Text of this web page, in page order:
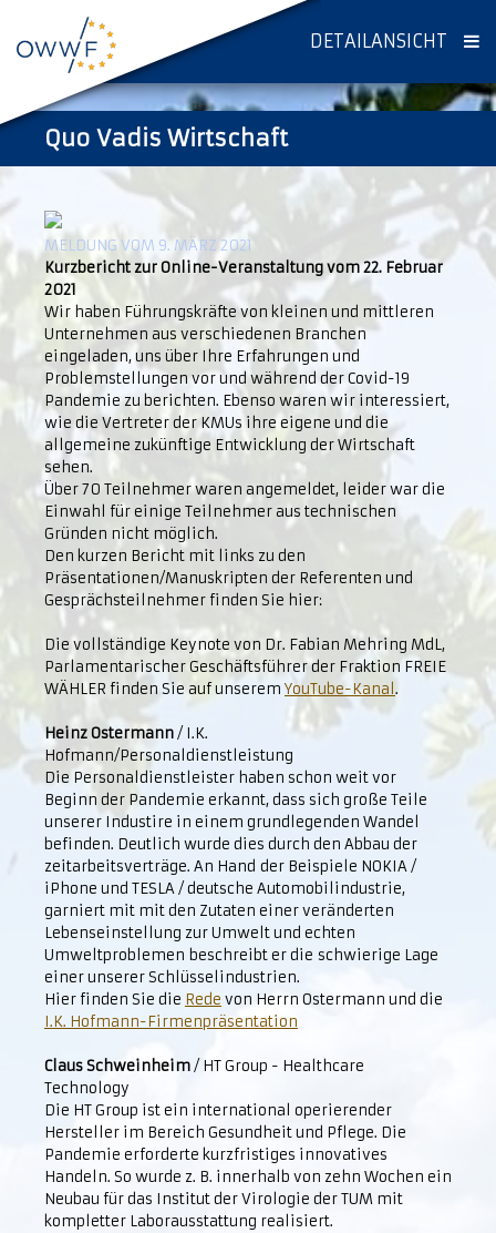
DETAILANSICHT
Quo Vadis Wirtschaft
MELDUNG VOM 9. MÄRZ 2021
Kurzbericht zur Online-Veranstaltung vom 22. Februar
2021
Wir haben Führungskräfte von kleinen und mittleren
Unternehmen aus verschiedenen Branchen
eingeladen, uns über Ihre Erfahrungen und
Problemstellungen vor und während der Covid-19
Pandemie zu berichten. Ebenso waren wir interessiert,
wie die Vertreter der KMUs ihre eigene und die
allgemeine zukünftige Entwicklung der Wirtschaft
sehen.
Über 70 Teilnehmer waren angemeldet, leider war die
Einwahl für einige Teilnehmer aus technischen
Gründen nicht möglich.
Den kurzen Bericht mit links zu den
Präsentationen/Manuskripten der Referenten und
Gesprächsteilnehmer finden Sie hier:
Die vollständige Keynote von Dr. Fabian Mehring MdL,
Parlamentarischer Geschäftsführer der Fraktion FREIE
WÄHLER finden Sie auf unserem YouTube-Kanal .
Heinz Ostermann/ I.K.
Hofmann/Personaldienstleistung
Die Personaldienstleister haben schon weit vor
Beginn der Pandemie erkannt, dass sich große Teile
unserer Industire in einem grundlegenden Wandel
befinden. Deutlich wurde dies durch den Abbau der
zeitarbeitsverträge. An Hand der Beispiele NOKIA /
iPhone und TESLA / deutsche Automobilindustrie,
garniert mit mit den Zutaten einer veränderten
Lebenseinstellung zur Umwelt und echten
Umweltproblemen beschreibt er die schwierige Lage
einer unserer Schlüsselindustrien.
Hier finden Sie die Rede von Herrn Ostermann und die
I.K. Hofmann-Firmenpräsentation
Claus Schweinheim/ HT Group - Healthcare
Technology
Die HT Group ist ein international operierender
Hersteller im Bereich Gesundheit und Pflege. Die
Pandemie erforderte kurzfristiges innovatives
Handeln. So wurde z. B. innerhalb von zehn Wochen ein
Neubau für das Institut der Virologie der TUM mit
kompletter Laborausstattung realisiert.